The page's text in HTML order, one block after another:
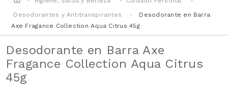
Desodorantes y Antitranspirantes
Desodorante en Barra
Axe Fragance Collection Aqua Citrus 45g
Desodorante en Barra Axe
Fragance Collection Aqua Citrus
45g